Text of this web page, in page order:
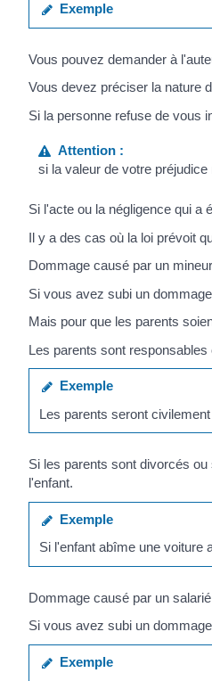
Exemple
Vous pouvez demander à
Vous devez préciser la nature
Si la personne refuse de vous
Attention :
si la valeur de votre
Si l'acte ou la négligence qui a
Il y a des cas où la loi prévoit
Dommage causé par un mineur
Si vous avez subi un
Mais pour que les parents
Les parents sont
Exemple
Les parents seront
Si les parents sont divorcés
l'enfant.
Exemple
Si l'enfant abîme une voiture
Dommage causé par un salarié
Si vous avez subi un
Exemple